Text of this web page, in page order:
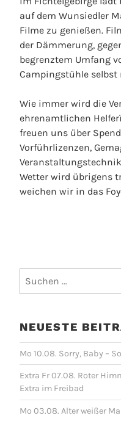
auf dem Wunsiedler
Filme zu genießen.
der Dämmerung,
begrenztem Umfang
Campingstühle
Wie immer wird die
ehrenamtlichen
freuen uns über
Vorführlizenzen,
Wetter wird übrigens
weichen wir in das
nach:
NEUESTE
Mo 10.08. Sorry, Baby –
Extra Fr 07.08. Roter
Extra im Freibad
Mo 03.08. Alter weißer